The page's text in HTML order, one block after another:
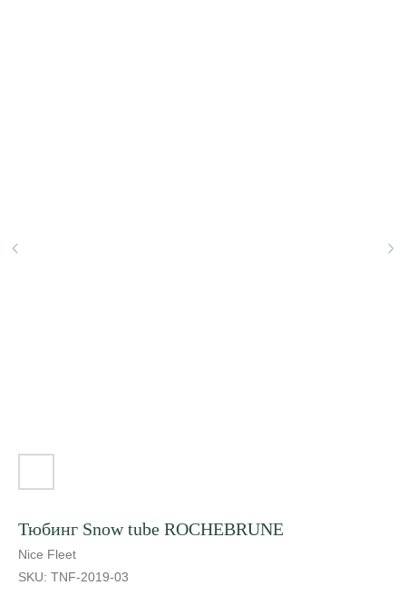
Тюбинг Snow tube ROCHEBRUNE
Nice Fleet
SKU: TNF-2019-03